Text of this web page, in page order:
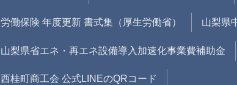
労働保険 年度更新 書式集（厚生労働省） 山梨県
山梨県省エネ・再エネ設備導入加速化事業費補助金
西桂町商工会 公式LINEのQRコード